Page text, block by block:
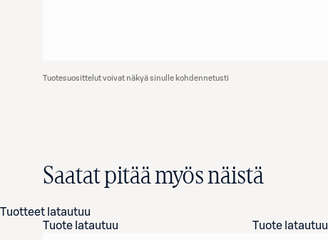
Tuotesuosittelut voivat näkyä sinulle kohdennetusti
Saatat pitää myös näistä
Tuotteet latautuu
Tuote latautuu
Tuote latautuu